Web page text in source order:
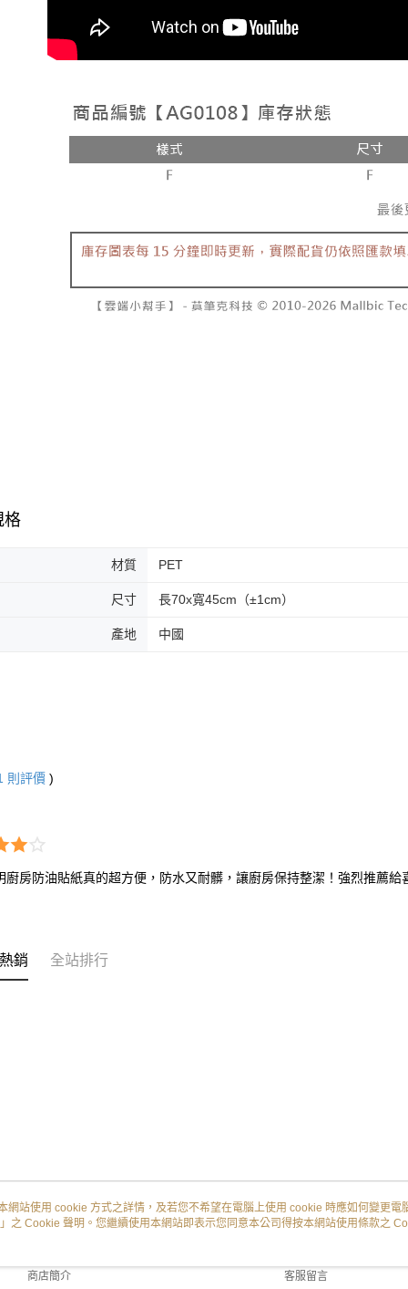
格
材質 PET
尺寸 長70x寬45cm（±1cm）
產地 中國
則評價 )
廚房防油貼紙真的超方便，防水又耐髒，讓廚房保持整潔！強烈推薦給
銷 全站排行
關於我們
商店簡介
客服資訊
客服留言
網站使用 cookie 方式之詳情，及若您不希望在電腦上使用 cookie 時應如何變更電
」之 Cookie 聲明。您繼續使用本網站即表示您同意本公司得按本網站使用條款之